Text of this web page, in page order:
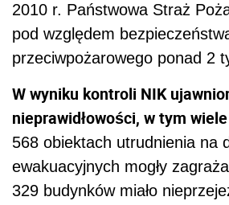
2010 r. Państwowa Straż
pod względem
przeciwpożarowego ponad 2
W wyniku kontroli NIK
nieprawidłowości, w tym
568 obiektach utrudnienia na
ewakuacyjnych mogły
329 budynków miało